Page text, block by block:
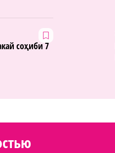
соҳиби 7